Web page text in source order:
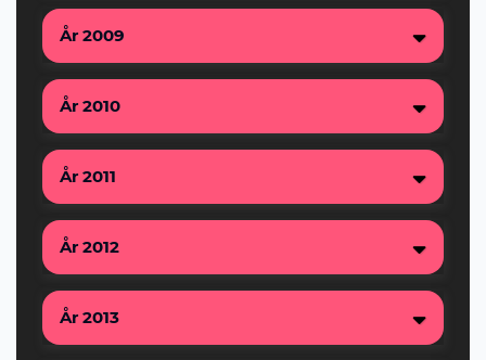
År 2009
År 2010
År 2011
År 2012
År 2013